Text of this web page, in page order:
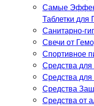
Самые
Таблетки для
Санитарно-
Свечи от
Спортивное
Средства
Средства
Средства
Средства от